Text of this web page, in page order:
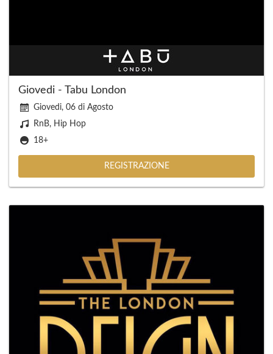
Giovedi - Tabu London
Giovedi, 06 di Agosto
RnB, Hip Hop
18+
REGISTRAZIONE